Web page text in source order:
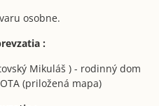
osobne.
:
Mikuláš ) - rodinný dom
(priložená mapa)